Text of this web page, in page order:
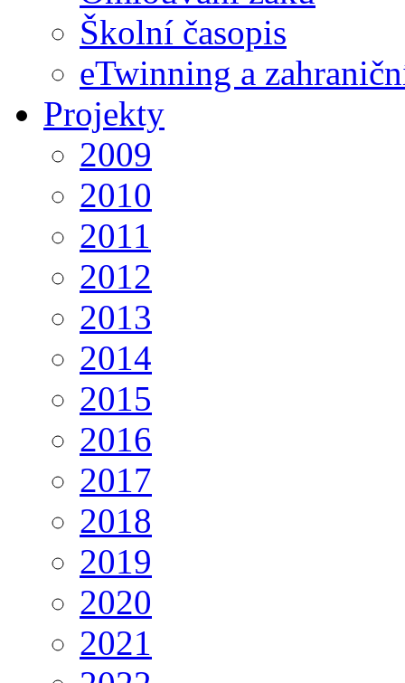
Školní časopis
eTwinning a
Projekty
2009
2010
2011
2012
2013
2014
2015
2016
2017
2018
2019
2020
2021